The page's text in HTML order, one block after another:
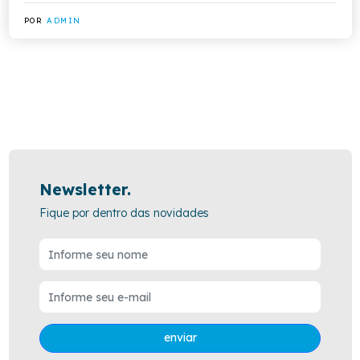
PORADMIN
Newsletter.
Fique por dentro das novidades
enviar